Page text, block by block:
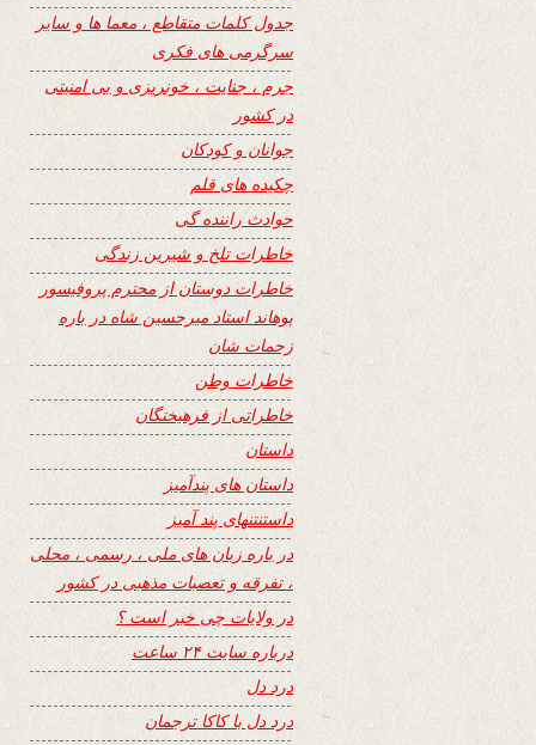
جدول کلمات متقاطع ، معما ها و سایر
سرگرمی های فکری
جرم ، جنایت ، خونریزی و بی امنیتی
در کشور
جوانان و کودکان
چکیده های قلم
حوادث راننده گی
خاطرات تلخ و شیرین زندگی
خاطرات دوستان از محترم پروفیسور
پوهاند استاد میرحسین شاه در باره
زحمات شان
خاطرات وطن
خاطراتی از فرهیختگان
داستان
داستان های پندآمیز
داستنتنهای پند آمیز
در باره زبان های ملی ، رسمی ، محلی
، تفرقه و تعصبات مذهبی در کشور
در ولایات چی خبر است ؟
درباره سایت ۲۴ ساعت
درد دل
درد دل با کاکا ترجمان